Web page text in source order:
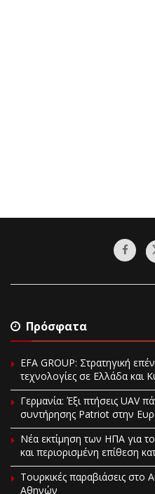
Πρόσφατα
EFA GROUP: Στρατηγική
τεχνολογίες σε Ελλάδα και
Γερμανία: Έξι πτήσεις UAV
συντήρησης Patriot στην
Νέα εκτίμηση των ΗΠΑ για
και περιορισμένη επίθεση
Τουρκικές παραβιάσεις στο
Αθηνών